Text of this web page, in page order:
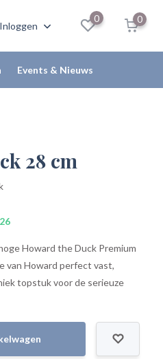
Inloggen
0 0
Events & Nieuws
28 cm
Howard the Duck Premium
van Howard perfect vast,
topstuk voor de serieuze